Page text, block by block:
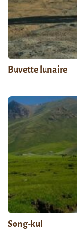
Buvette lunaire
Song-kul